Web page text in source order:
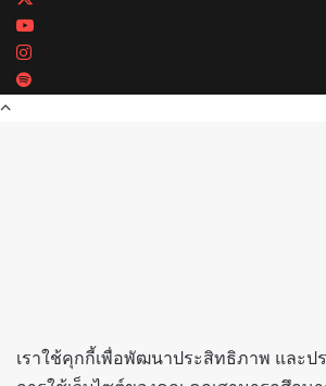
เราใช้คุกกี้เพื่อพัฒนาประสิทธิภาพ และ